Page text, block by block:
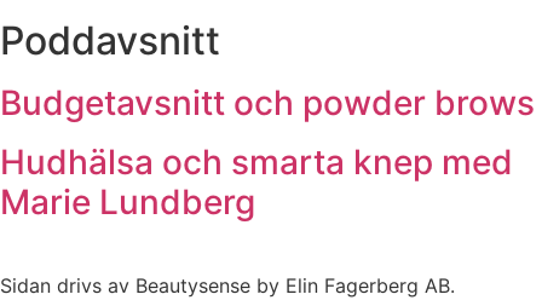
Poddavsnitt
Budgetavsnitt och powder brows
Hudhälsa och smarta knep med
Marie Lundberg
Sidan drivs av Beautysense by Elin Fagerberg AB.